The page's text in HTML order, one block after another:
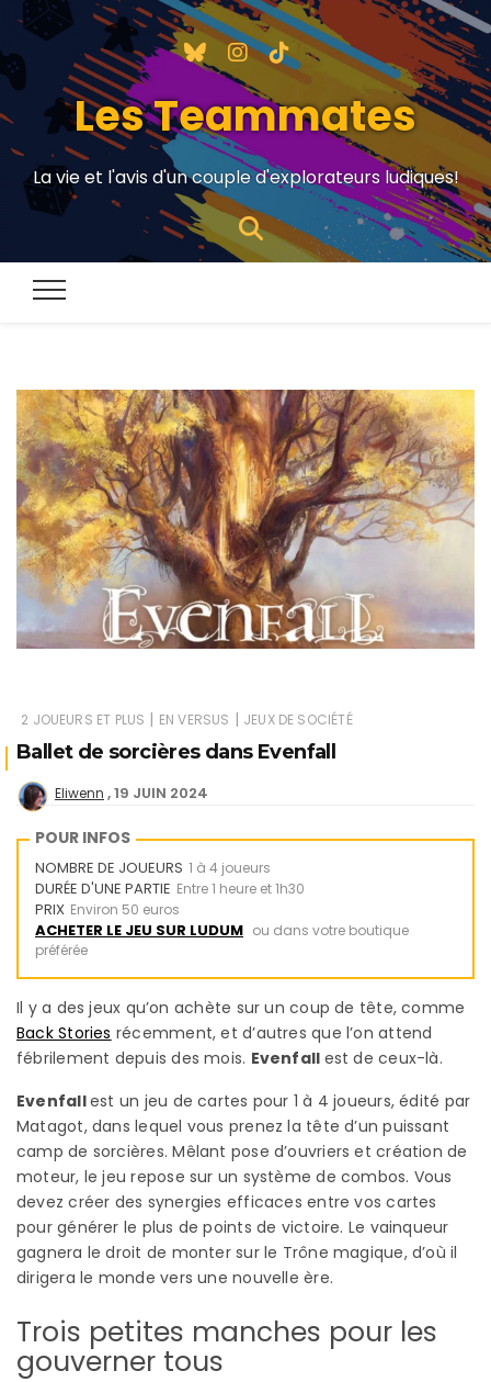
Les Teammates
La vie et l'avis d'un couple d'explorateurs ludiques!
2 JOUEURS ET PLUS | EN VERSUS | JEUX DE SOCIÉTÉ
Ballet de sorcières dans Evenfall
Eliwenn 19 JUIN 2024
POUR INFOS
NOMBRE DE JOUEURS 1 à 4 joueurs
DURÉE D'UNE PARTIE Entre 1 heure et 1h30
PRIX Environ 50 euros
ACHETER LE JEU SUR LUDUM ou dans votre boutique
préférée
Il y a des jeux qu’on achète sur un coup de tête, comme
Back Stories récemment, et d’autres que l’on attend
fébrilement depuis des mois. Evenfall est de ceux-là.
Evenfallest un jeu de cartes pour 1 à 4 joueurs, édité par
Matagot, dans lequel vous prenez la tête d’un puissant
camp de sorcières. Mêlant pose d’ouvriers et création de
moteur, le jeu repose sur un système de combos. Vous
devez créer des synergies efficaces entre vos cartes
pour générer le plus de points de victoire. Le vainqueur
gagnera le droit de monter sur le Trône magique, d’où il
dirigera le monde vers une nouvelle ère.
Trois petites manches pour les
gouverner tous